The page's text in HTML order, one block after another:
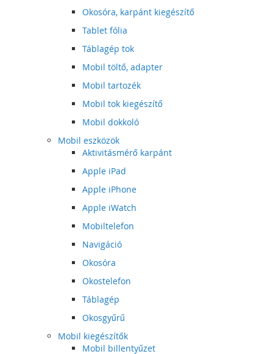
Okosóra, karpánt kiegészítő
Tablet fólia
Táblagép tok
Mobil töltő, adapter
Mobil tartozék
Mobil tok kiegészítő
Mobil dokkoló
Mobil eszközök
Aktivitásmérő karpánt
Apple iPad
Apple iPhone
Apple iWatch
Mobiltelefon
Navigáció
Okosóra
Okostelefon
Táblagép
Okosgyűrű
Mobil kiegészítők
Mobil billentyűzet